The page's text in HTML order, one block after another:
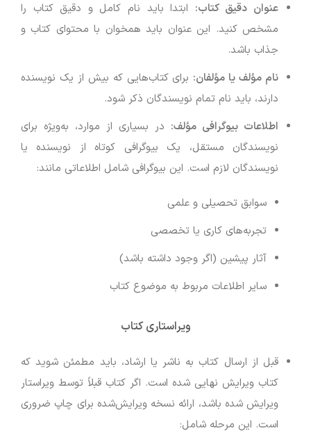
عنوان دقیق کتاب: ابتدا باید نام کامل و دقیق کتاب را
مشخص کنید. این عنوان باید همخوان با محتوای کتاب و
جذاب باشد.
نام مؤلف یا مؤلفان: برای کتاب‌هایی که بیش از یک نویسنده
دارند، باید نام تمام نویسندگان ذکر شود.
اطلاعات بیوگرافی مؤلف: در بسیاری از موارد، به‌ویژه برای
نویسندگان مستقل، یک بیوگرافی کوتاه از نویسنده یا
نویسندگان لازم است. این بیوگرافی شامل اطلاعاتی مانند:
سوابق تحصیلی و علمی
تجربه‌های کاری یا تخصصی
آثار پیشین (اگر وجود داشته باشد)
سایر اطلاعات مربوط به موضوع کتاب
ویراستاری کتاب
قبل از ارسال کتاب به ناشر یا ارشاد، باید مطمئن شوید که
کتاب ویرایش نهایی شده است. اگر کتاب قبلاً توسط ویراستار
ویرایش شده باشد، ارائه نسخه ویرایش‌شده برای چاپ ضروری
است. این مرحله شامل: